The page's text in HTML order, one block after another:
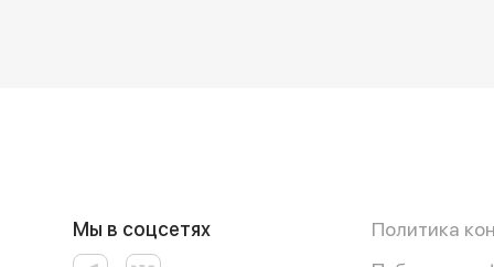
Мы в соцсетях
Политика